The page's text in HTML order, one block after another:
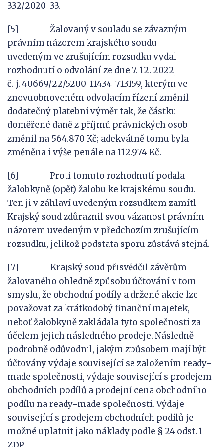
332/2020-33.
[5] Žalovaný v souladu se závazným
právním názorem krajského soudu
uvedeným ve zrušujícím rozsudku vydal
rozhodnutí o odvolání ze dne 7. 12. 2022,
č. j. 40669/22/5200-11434-713159, kterým ve
znovuobnoveném odvolacím řízení změnil
dodatečný platební výměr tak, že částku
doměřené daně z příjmů právnických osob
změnil na 564.870 Kč; adekvátně tomu byla
změněna i výše penále na 112.974 Kč.
[6] Proti tomuto rozhodnutí podala
žalobkyně (opět) žalobu ke krajskému soudu.
Ten ji v záhlaví uvedeným rozsudkem zamítl.
Krajský soud zdůraznil svou vázanost právním
názorem uvedeným v předchozím zrušujícím
rozsudku, jelikož podstata sporu zůstává stejná.
[7] Krajský soud přisvědčil závěrům
žalovaného ohledně způsobu účtování v tom
smyslu, že obchodní podíly a držené akcie lze
považovat za krátkodobý finanční majetek,
neboť žalobkyně zakládala tyto společnosti za
účelem jejich následného prodeje. Následně
podrobně odůvodnil, jakým způsobem mají být
účtovány výdaje související se založením ready-
made společnosti, výdaje související s prodejem
obchodních podílů a prodejní cena obchodního
podílu na ready-made společnosti. Výdaje
související s prodejem obchodních podílů je
možné uplatnit jako náklady podle § 24 odst. 1